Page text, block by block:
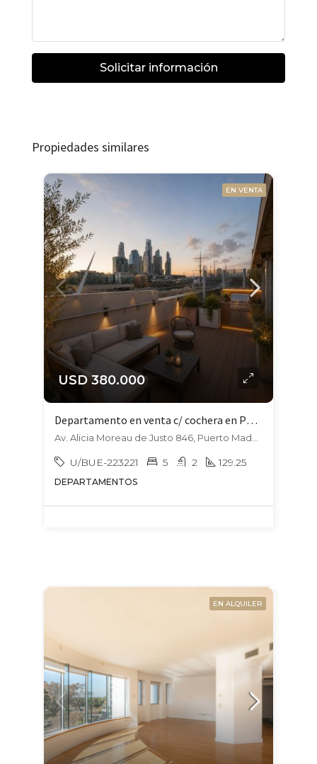
Solicitar información
Propiedades similares
EN VENTA
USD 380.000
Departamento en venta c/ cochera en Puerto Madero
U/BUE-223221 5 2 129.25
DEPARTAMENTOS
EN ALQUILER